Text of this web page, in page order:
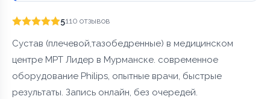
5110 отзывов
Сустав (плечевой,тазобедренные) в медицинском
центре МРТ Лидер в Мурманске. современное
оборудование Philips, опытные врачи, быстрые
результаты. Запись онлайн, без очередей.